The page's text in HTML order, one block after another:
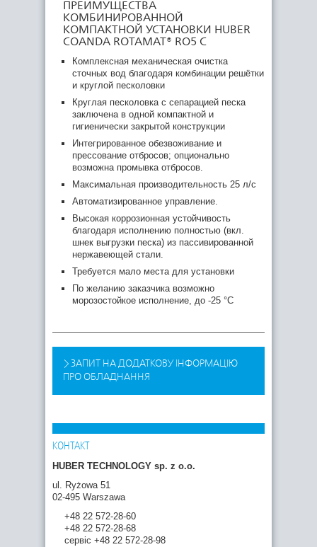
ПРЕИМУЩЕСТВА
КОМБИНИРОВАННОЙ
КОМПАКТНОЙ УСТАНОВКИ HUBER
COANDA ROTAMAT® RO5 C
Комплексная механическая очистка
сточных вод благодаря комбинации решётки
и круглой песколовки
Круглая песколовка с сепарацией песка
заключена в одной компактной и
гигиенически закрытой конструкции
Интегрированное обезвоживание и
прессование отбросов; опционально
возможна промывка отбросов.
Максимальная производительность 25 л/с
Автоматизированное управление.
Высокая коррозионная устойчивость
благодаря исполнению полностью (вкл.
шнек выгрузки песка) из пассивированной
нержавеющей стали.
Требуется мало места для установки
По желанию заказчика возможно
морозостойкое исполнение, до -25 °C
ЗАПИТ НА ДОДАТКОВУ ІНФОРМАЦІЮ
ПРО ОБЛАДНАННЯ
КОНТАКТ
HUBER TECHNOLOGY sp. z o.o.
ul. Ryżowa 51
02-495 Warszawa
+48 22 572-28-60
+48 22 572-28-68
сервіс +48 22 572-28-98